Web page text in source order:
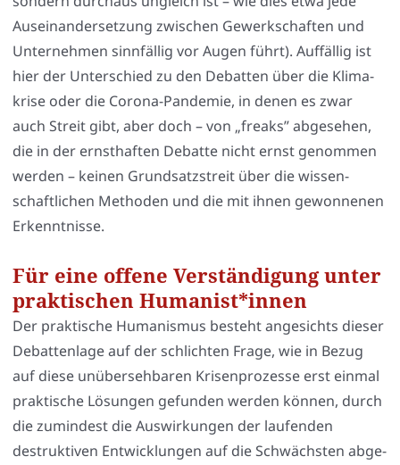
Aus­ein­an­der­set­zung zwi­schen Gewerk­schaf­ten und
Unter­neh­men sinn­fäl­lig vor Augen führt). Auf­fäl­lig ist
hier der Unter­schied zu den Debat­ten über die Kli­ma­
kri­se oder die Coro­na-Pan­de­mie, in denen es zwar
auch Streit gibt, aber doch – von „freaks” abge­se­hen,
die in der ernst­haf­ten Debat­te nicht ernst genom­men
wer­den – kei­nen Grund­satz­streit über die wis­sen­
schaft­li­chen Metho­den und die mit ihnen gewon­ne­nen
Erkennt­nis­se.
Für eine offene Verständigung unter
praktischen Humanist*innen
Der prak­ti­sche Huma­nis­mus besteht ange­sichts die­ser
Debat­ten­la­ge auf der schlich­ten Fra­ge, wie in Bezug
auf die­se unüber­seh­ba­ren Kri­sen­pro­zes­se erst ein­mal
prak­ti­sche Lösun­gen gefun­den wer­den kön­nen, durch
die zumin­dest die Aus­wir­kun­gen der lau­fen­den
destruk­ti­ven Ent­wick­lun­gen auf die Schwächs­ten abge­